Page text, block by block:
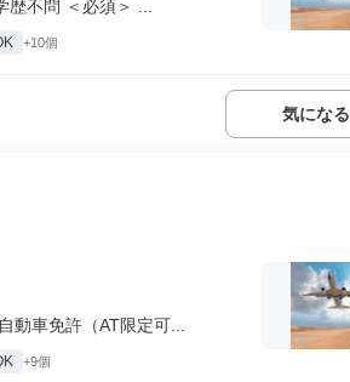
不問 ＜必須＞ ...
+10個
気になる
動車免許（AT限定可...
+9個